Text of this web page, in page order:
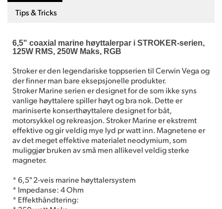
Tips & Tricks
6,5" coaxial marine høyttalerpar i STROKER-serien,
125W RMS, 250W Maks, RGB
Stroker er den legendariske toppserien til Cerwin Vega og
der finner man bare eksepsjonelle produkter.
Stroker Marine serien er designet for de som ikke syns
vanlige høyttalere spiller høyt og bra nok. Dette er
mariniserte konserthøyttalere designet for båt,
motorsykkel og rekreasjon. Stroker Marine er ekstremt
effektive og gir veldig mye lyd pr watt inn. Magnetene er
av det meget effektive materialet neodymium, som
muliggjør bruken av små men allikevel veldig sterke
magneter.
* 6,5" 2-veis marine høyttalersystem
* Impedanse: 4 Ohm
* Effekthåndtering: